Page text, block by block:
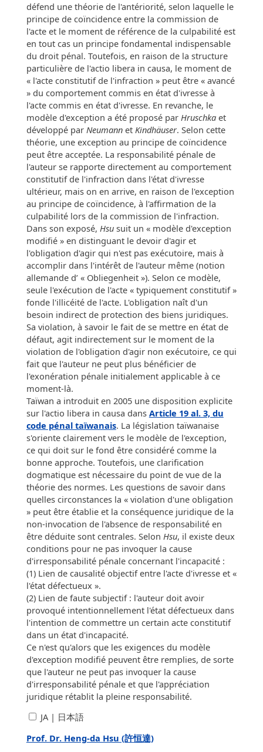
défend une théorie de l'antériorité, selon laquelle le
principe de coïncidence entre la commission de
l'acte et le moment de référence de la culpabilité est
en tout cas un principe fondamental indispensable
du droit pénal. Toutefois, en raison de la structure
particulière de l'actio libera in causa, le moment de
« l'acte constitutif de l'infraction » peut être « avancé
» du comportement commis en état d'ivresse à
l'acte commis en état d'ivresse. En revanche, le
modèle d'exception a été proposé par Hruschkaet
développé par Neumannet Kindhäuser. Selon cette
théorie, une exception au principe de coïncidence
peut être acceptée. La responsabilité pénale de
l'auteur se rapporte directement au comportement
constitutif de l'infraction dans l'état d'ivresse
ultérieur, mais on en arrive, en raison de l'exception
au principe de coïncidence, à l'affirmation de la
culpabilité lors de la commission de l'infraction.
Dans son exposé, Hsusuit un « modèle d'exception
modifié » en distinguant le devoir d'agir et
l'obligation d'agir qui n'est pas exécutoire, mais à
accomplir dans l'intérêt de l'auteur même (notion
allemande d’ « Obliegenheit »). Selon ce modèle,
seule l'exécution de l'acte « typiquement constitutif »
fonde l'illicéité de l'acte. L'obligation naît d'un
besoin indirect de protection des biens juridiques.
Sa violation, à savoir le fait de se mettre en état de
défaut, agit indirectement sur le moment de la
violation de l'obligation d'agir non exécutoire, ce qui
fait que l'auteur ne peut plus bénéficier de
l'exonération pénale initialement applicable à ce
moment-là.
Taïwan a introduit en 2005 une disposition explicite
sur l'actio libera in causa dans Article 19 al. 3, du
code pénal taïwanais. La législation taïwanaise
s'oriente clairement vers le modèle de l'exception,
ce qui doit sur le fond être considéré comme la
bonne approche. Toutefois, une clarification
dogmatique est nécessaire du point de vue de la
théorie des normes. Les questions de savoir dans
quelles circonstances la « violation d'une obligation
» peut être établie et la conséquence juridique de la
non-invocation de l'absence de responsabilité en
être déduite sont centrales. Selon Hsu, il existe deux
conditions pour ne pas invoquer la cause
d'irresponsabilité pénale concernant l'incapacité :
(1) Lien de causalité objectif entre l'acte d'ivresse et «
l'état défectueux ».
(2) Lien de faute subjectif : l'auteur doit avoir
provoqué intentionnellement l'état défectueux dans
l'intention de commettre un certain acte constitutif
dans un état d'incapacité.
Ce n'est qu'alors que les exigences du modèle
d'exception modifié peuvent être remplies, de sorte
que l'auteur ne peut pas invoquer la cause
d'irresponsabilité pénale et que l'appréciation
juridique rétablit la pleine responsabilité.
JA | 日本語
Prof. Dr. Heng-da Hsu (許恒達)